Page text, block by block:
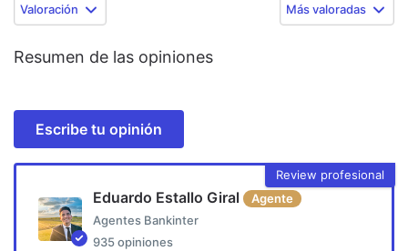
Valoración Más valoradas
Resumen de las opiniones
Escribe tu opinión
Review profesional
Eduardo Estallo Giral
Agente
Agentes Bankinter
935 opiniones